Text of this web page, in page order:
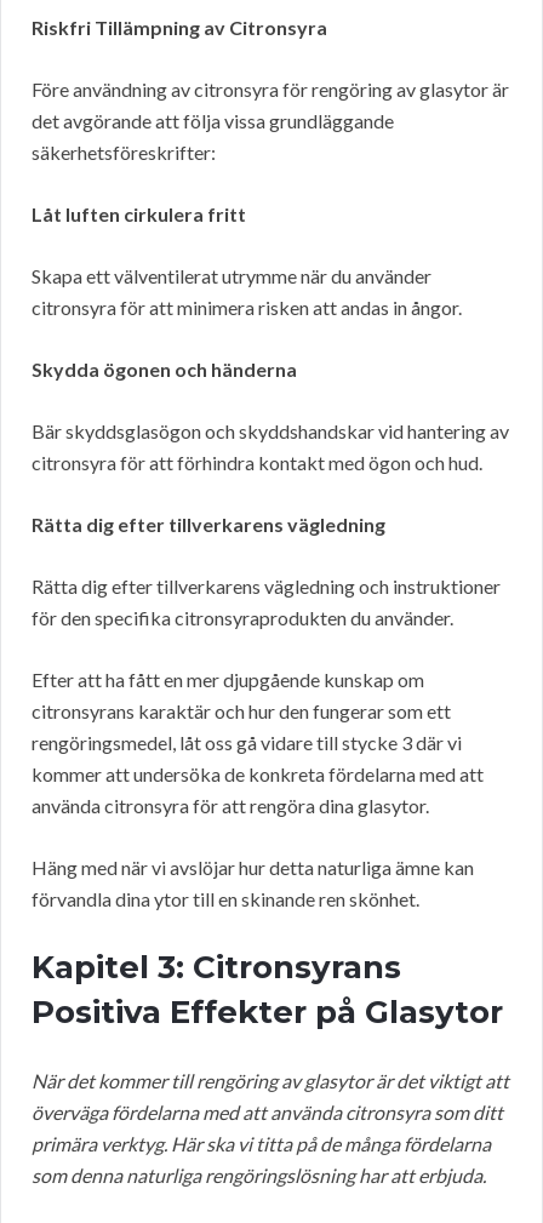
Riskfri Tillämpning av Citronsyra
Före användning av citronsyra för rengöring av glasytor är
det avgörande att följa vissa grundläggande
säkerhetsföreskrifter:
Låt luften cirkulera fritt
Skapa ett välventilerat utrymme när du använder
citronsyra för att minimera risken att andas in ångor.
Skydda ögonen och händerna
Bär skyddsglasögon och skyddshandskar vid hantering av
citronsyra för att förhindra kontakt med ögon och hud.
Rätta dig efter tillverkarens vägledning
Rätta dig efter tillverkarens vägledning och instruktioner
för den specifika citronsyraprodukten du använder.
Efter att ha fått en mer djupgående kunskap om
citronsyrans karaktär och hur den fungerar som ett
rengöringsmedel, låt oss gå vidare till stycke 3 där vi
kommer att undersöka de konkreta fördelarna med att
använda citronsyra för att rengöra dina glasytor.
Häng med när vi avslöjar hur detta naturliga ämne kan
förvandla dina ytor till en skinande ren skönhet.
Kapitel 3: Citronsyrans
Positiva Effekter på Glasytor
När det kommer till rengöring av glasytor är det viktigt att
överväga fördelarna med att använda citronsyra som ditt
primära verktyg. Här ska vi titta på de många fördelarna
som denna naturliga rengöringslösning har att erbjuda.